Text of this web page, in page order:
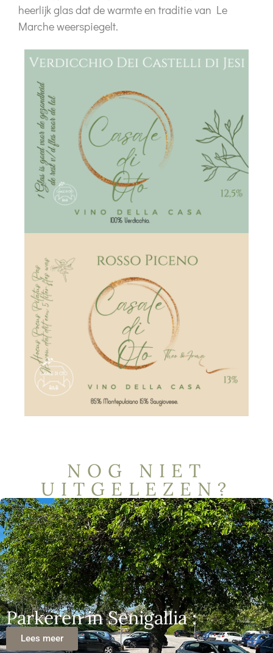
heerlijk glas dat de warmte en traditie van Le
Marche weerspiegelt.
NOG NIET
UITGELEZEN?
Parkeren in Senigallia :
Lees meer